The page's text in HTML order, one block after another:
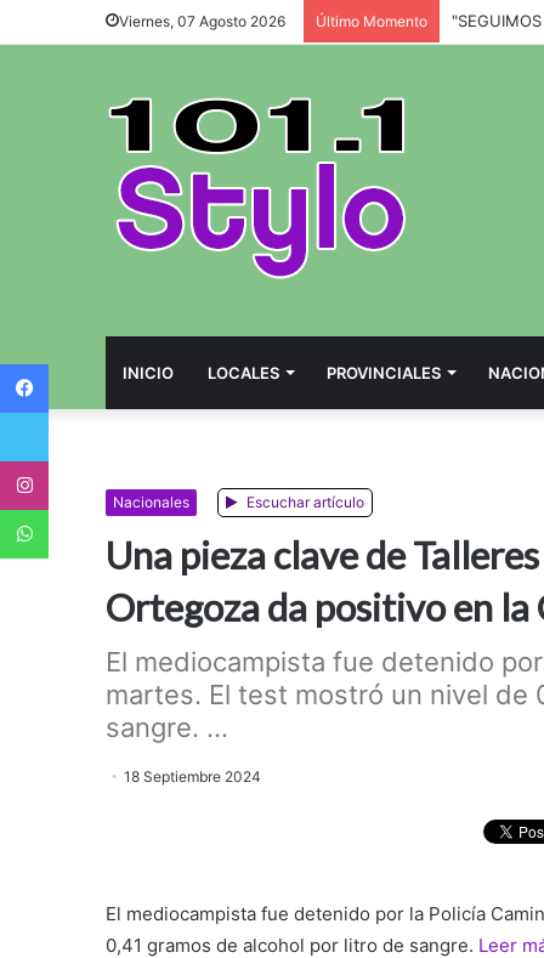
Viernes, 07 Agosto 2026 Último Momento
INICIO LOCALES PROVINCIALES
Nacionales Escuchar artículo
Una pieza clave de
Ortegoza da positivo en
El mediocampista fue detenido
martes. El test mostró un nivel de
sangre. ...
18 Septiembre 2024
El mediocampista fue detenido por la Policía
0,41 gramos de alcohol por litro de sangre. Leer
Twitter
WhatsApp